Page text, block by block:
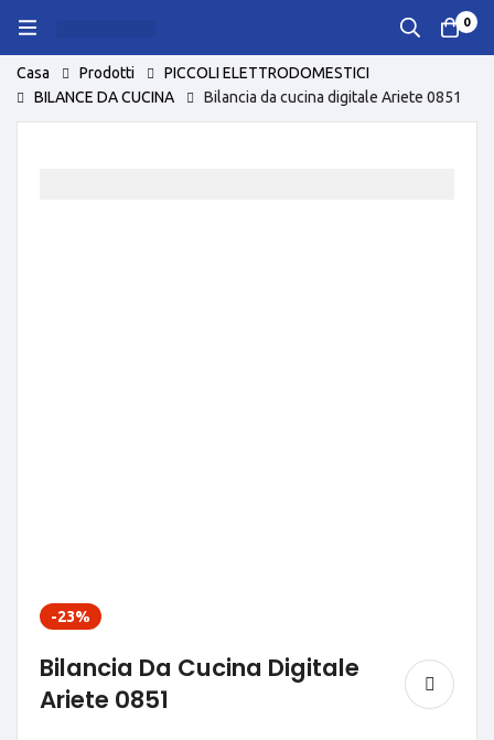
0
Casa Prodotti
PICCOLI ELETTRODOMESTICI
BILANCE DA CUCINA
Bilancia da cucina digitale Ariete 0851
-23%
Bilancia Da Cucina Digitale
Ariete 0851